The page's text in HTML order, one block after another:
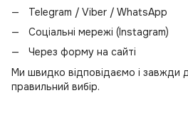
Telegram / Viber / WhatsApp
Соціальні мережі (Instagram)
Через форму на сайті
Ми швидко відповідаємо і завжди
правильний вибір.